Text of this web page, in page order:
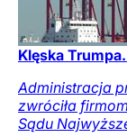
Klęska
Administracja
zwróciła
Sądu